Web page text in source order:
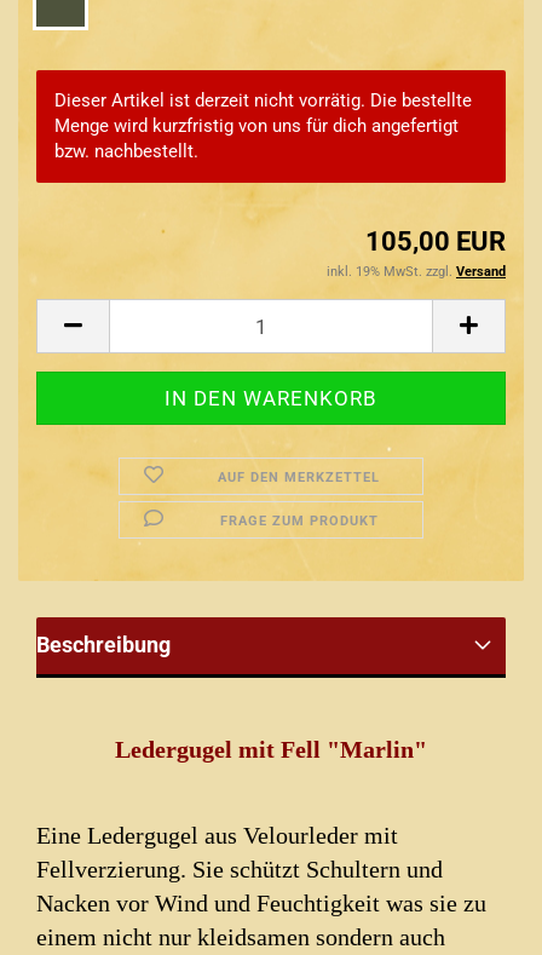
Dieser Artikel ist derzeit nicht vorrätig. Die bestellte
Menge wird kurzfristig von uns für dich angefertigt
bzw. nachbestellt.
105,00 EUR
inkl. 19% MwSt. zzgl. Versand
AUF DEN MERKZETTEL
FRAGE ZUM PRODUKT
Beschreibung
Ledergugel mit Fell "Marlin"
Eine Ledergugel aus Velourleder mit
Fellverzierung. Sie schützt Schultern und
Nacken vor Wind und Feuchtigkeit was sie zu
einem nicht nur kleidsamen sondern auch